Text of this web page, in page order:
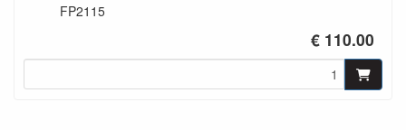
FP2115
€ 110.00